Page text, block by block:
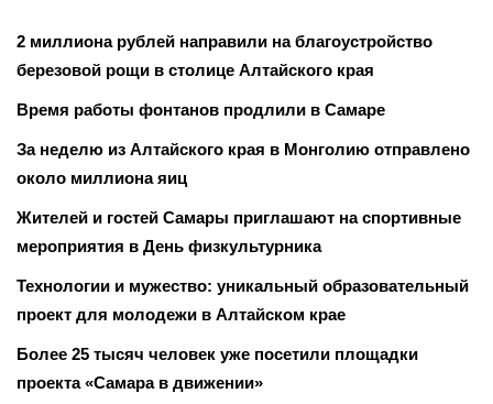
2 миллиона рублей направили на благоустройство
березовой рощи в столице Алтайского края
Время работы фонтанов продлили в Самаре
За неделю из Алтайского края в Монголию отправлено
около миллиона яиц
Жителей и гостей Самары приглашают на спортивные
мероприятия в День физкультурника
Технологии и мужество: уникальный образовательный
проект для молодежи в Алтайском крае
Более 25 тысяч человек уже посетили площадки
проекта «Самара в движении»